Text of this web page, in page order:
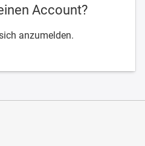
Account?
anzumelden.